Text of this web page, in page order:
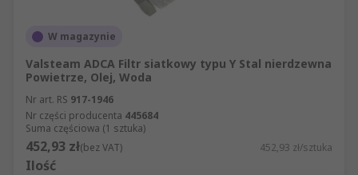
W magazynie
Valsteam ADCA Filtr siatkowy typu Y Stal nierdzewna
Powietrze, Olej, Woda
Nr art. RS 917-1946
Nr części producenta 445684
Suma częściowa (1 sztuka)
452,93 zł(bez VAT) 452,93 zł/sztuka
Ilość